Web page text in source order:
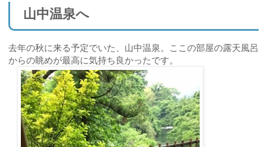
山中温泉へ
去年の秋に来る予定でいた、山中温泉。ここの部屋の露天風呂
からの眺めが最高に気持ち良かったです。